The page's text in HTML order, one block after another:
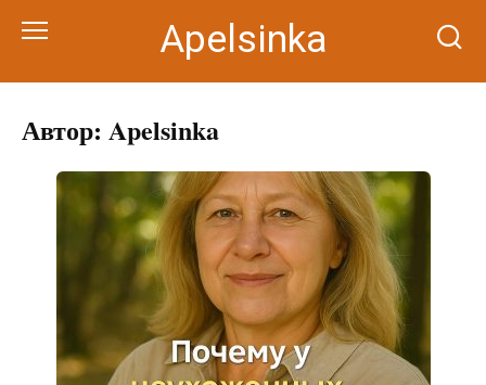
Apelsinka
Автор: Apelsinka